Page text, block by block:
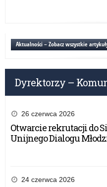
Aktualności – Zobacz wszystkie
Dyrektorzy –
26 czerwca 2026
Otwarcie rekrutacji do
Unijnego Dialogu
24 czerwca 2026